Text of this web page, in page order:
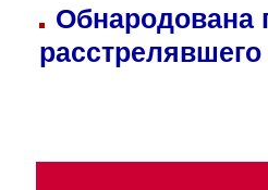
Обнародована